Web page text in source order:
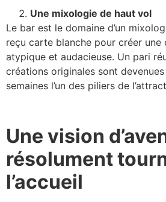
Une mixologie de haut vol
Le bar est le domaine d’un
reçu carte blanche pour créer
atypique et audacieuse. Un pari
créations originales sont
semaines l’un des piliers de
Une vision
résolument
l’accueil